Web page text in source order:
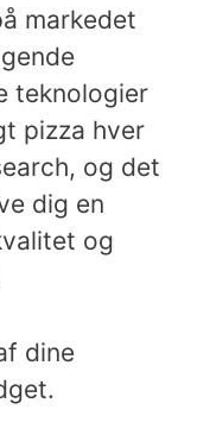
markedet
teknologier
pizza hver
og det
dig en
og
dine